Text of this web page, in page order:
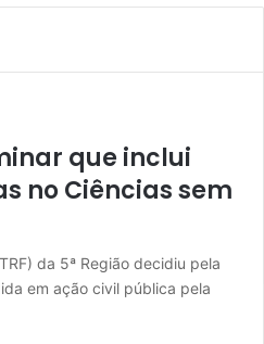
que inclui
no Ciências sem
da 5ª Região decidiu pela
em ação civil pública pela